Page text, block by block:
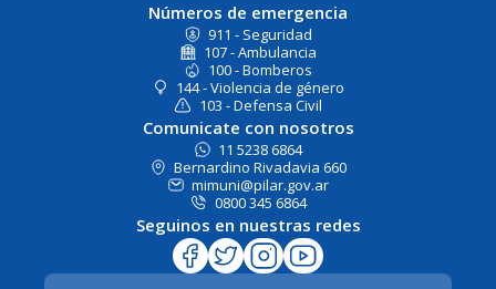
Números de emergencia
911 - Seguridad
107 - Ambulancia
100 - Bomberos
144 - Violencia de género
103 - Defensa Civil
Comunicate con nosotros
11 5238 6864
Bernardino Rivadavia 660
mimuni@pilar.gov.ar
0800 345 6864
Seguinos en nuestras redes